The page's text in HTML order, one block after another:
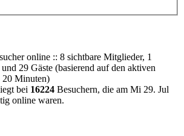
online :: 8 sichtbare Mitglieder, 1
29 Gäste (basierend auf den aktiven
20 Minuten)
bei 16224 Besuchern, die am Mi 29. Jul
online waren.